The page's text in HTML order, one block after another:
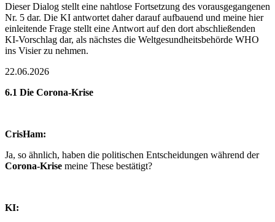
Dieser Dialog stellt eine nahtlose Fortsetzung des vorausgegangenen
Nr. 5 dar. Die KI antwortet daher darauf aufbauend und meine hier
einleitende Frage stellt eine Antwort auf den dort abschließenden
KI-Vorschlag dar, als nächstes die Weltgesundheitsbehörde WHO
ins Visier zu nehmen.
22.06.2026
6.1 Die Corona-Krise
CrisHam:
Ja, so ähnlich, haben die politischen Entscheidungen während der
Corona-Krise meine These bestätigt?
KI: